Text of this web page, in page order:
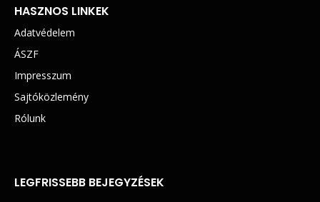
HASZNOS LINKEK
Adatvédelem
ÁSZF
Impresszum
Sajtóközlemény
Rólunk
LEGFRISSEBB BEJEGYZÉSEK